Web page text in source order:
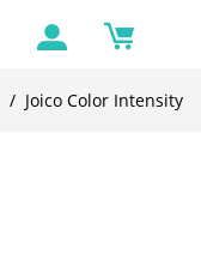
/ Joico Color Intensity